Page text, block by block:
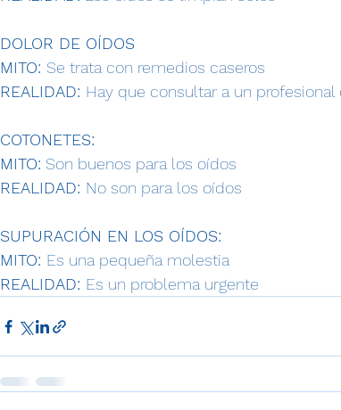
DOLOR DE OÍDOS
MITO: Se trata con remedios caseros
REALIDAD: Hay que consultar a un profesional
COTONETES:
MITO: Son buenos para los oídos
REALIDAD: No son para los oídos
SUPURACIÓN EN LOS OÍDOS:
MITO: Es una pequeña molestia
REALIDAD: Es un problema urgente